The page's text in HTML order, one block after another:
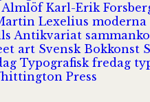
Almlöf Karl-Erik
Lexelius moderna
Antikvariat
art Svensk Bokkonst
Typografisk fredag
Press